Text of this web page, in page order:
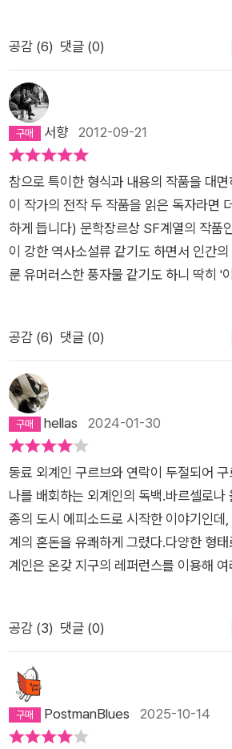
느껴지는 대목이다. 멘도사는 외계인의
조롱하면서도 그곳만의 매력과 가치를 독
하는 것이다. 이에 대해 번역자 정창은 이
상대적이고 반어적이다. 미움의 이면에는
함축되어 있다. 이러한 의미에서 이 책 『구
가 에두아르도 멘도사가 자신의 고향(조국
도시 바르셀로나에, 나아가 1992년 바르
오마주인 셈이다.”
를 그렸으니 조금은 비슷하잖아? 작품의
>나 <사볼타 사건의 진실>처럼 조금은 살
인이다. 안타레스 성좌의 한 별에서 탐사
나 외곽지역에 떨어진 ‘나’와 구르브. 구르
지구인 여성의 모습을 하고 우주선 밖으로
이 교수일 뿐, ‘나’의 분석에 의하면 인성
어쨌든 신장 170cm, 두개골 크기 57cm,
0.00cm(꼬리 없음)의 암컷 지구인으로
컷 지구인을 만나, 구조는 참 간단하지만
계(자동차) 포드 피에스타를 타고 간 다음
다. 그래서 제목이, ‘구르브 연락 없다’가
관해 거의 무식해서 조금 이상이 있는 우주
르셀로나 시내로 들어가기에 이른다. 당
그냥 도시 한 구석에 쭈그리고 앉았으면 언
어느 세월에. 어느 세월? 뭐 사실은 순간이
성母星에서 지구에 도착하기까지 800년
았고, 지구를 떠나 문명을 가진 생명체가
타우로스 자리의 한 위성 BWR143으로
년 동안 비행해야 하니, 그냥 대도시인 바
앉아 구르브가 자기 앞을 지나가기를 기
아닐지도 모른다. 근데, 그렇게 한 자리에
어울리면서 인간의 언어를 순식간에 기호
식하고, 자신도 인간의 언어를 쓰며 행위와
빠르게 습득한다. 그러면 뭐가 제일 필요
습니다. 돈. 인류의 유일한 친구, 돈. 눈치를
전 당시 로마 가톨릭 교황이었던 피오 12
하고 은행에 들어가 25페세타의 잔돈으로
공감 (6) 댓글 (0)
서향 2012-09-21
참으로 특이한 형식과 내용의 작품을 대
이 작가의 전작 두 작품을 읽은 독자라면
하게 듭니다) 문학장르상 SF계열의 작품
이 강한 역사소설류 같기도 하면서 인간
룬 유머러스한 풍자물 같기도 하니 딱히 '
리에게는 너무나 익숙한 황영조 선수가 몬
바로 그곳 1992년 바르셀로나 올림픽을
낯설지 않게 다가오기도 합니다. 캐나다
트우드여사에 버금갈 정도로 향토성이 짙
주자인 에두아르도 멘도사의 <구르브 연
어본 독자라면 이번 작품 역시 친숙하게
요. 스페인 그중에서도 카탈루냐 지방의
하고 있어 그다지 낯설지는 않는 것 같습
하는 독자들이라도 내러티브 자체가 멘도
당히 가볍고 짧아서 스페인 근대사에 대한
충분히 소화할 수 있는 작품으로 보입니
정자체가 상당히 유머러스 하네요(공상과
나 올림픽이 개최되기전에 머나 먼 우주에
온 고등생명체중 하나(구르브)가 실종되
다룬 작품입니다. 뭐 단순하게 생각해서
을거란 선입관이 뇌리를 스쳐가지만 이래
공감 (6) 댓글 (0)
hellas 2024-01-30
동료 외계인 구르브와 연락이 두절되어
나를 배회하는 외계인의 독백.바르셀로나
종의 도시 에피소드로 시작한 이야기인데
계의 혼돈을 유쾌하게 그렸다.다양한 형
계인은 온갖 지구의 레퍼런스를 이용해
데 곤란을 겪으면서 가까스로 생활한다.
심하기만 한 원래의 별로 돌아갈 생각이
있기는 하지만, 조롱의 대상을 애잔하게
선이 느껴진다.낯선 작가지만 출간되어 있
며 봤었는데, 이런 유쾌한 작품을 읽고 나
공감 (3) 댓글 (0)
PostmanBlues 2025-10-14